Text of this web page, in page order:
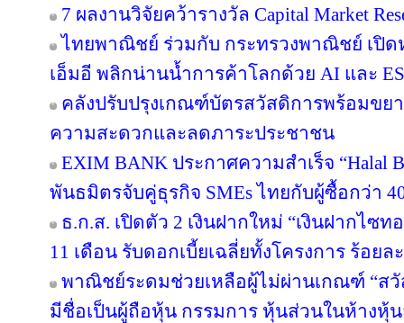
7 ผลงานวิจัยคว้ารางวัล Capital Market
ไทยพาณิชย์ ร่วมกับ กระทรวงพาณิชย์ เปิด
เอ็มอี พลิกน่านน้ำการค้าโลกด้วย AI และ
คลังปรับปรุงเกณฑ์บัตรสวัสดิการพร้อมขย
ความสะดวกและลดภาระประชาชน
EXIM BANK ประกาศความสำเร็จ “Halal
พันธมิตรจับคู่ธุรกิจ SMEs ไทยกับผู้ซื้อกว่า
ธ.ก.ส. เปิดตัว 2 เงินฝากใหม่ “เงินฝากไซท
11 เดือน รับดอกเบี้ยเฉลี่ยทั้งโครงการ ร้อยล
พาณิชย์ระดมช่วยเหลือผู้ไม่ผ่านเกณฑ์ “ส
มีชื่อเป็นผู้ถือหุ้น กรรมการ หุ้นส่วนในห้างหุ้